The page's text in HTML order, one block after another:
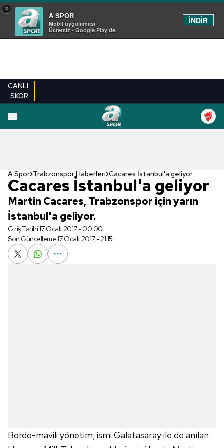
×
A SPOR
Mobil uygulaması
Ücretsiz - Google Play'de
İNDİR
CANLI
SKOR
A Spor Trabzonspor Haberleri Cacares İstanbul'a geliyor
Cacares İstanbul'a geliyor
Martin Cacares, Trabzonspor için yarın
İstanbul'a geliyor.
Giriş Tarihi:17 Ocak 2017 - 00:00
Son Güncelleme:17 Ocak 2017 - 21:15
Bordo-mavili yönetim; ismi Galatasaray ile de anılan